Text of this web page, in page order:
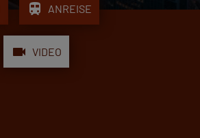
train ANREISE
videocam VIDEO